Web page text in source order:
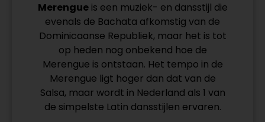
Merengueis een muziek- en dansstijl die
evenals de Bachata afkomstig van de
Dominicaanse Republiek, maar het is tot
op heden nog onbekend hoe de
Merengue is ontstaan. Het tempo in de
Merengue ligt hoger dan dat van de
Salsa, maar wordt in Nederland als 1 van
de simpelste Latin dansstijlen ervaren.